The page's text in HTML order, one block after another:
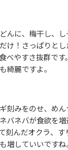
んに、梅干し、
け！さっぱりと
べやすさ抜群です
綺麗ですよ。
刻みをのせ、め
バネバが食欲を
刻んだオクラ、
増していいですね